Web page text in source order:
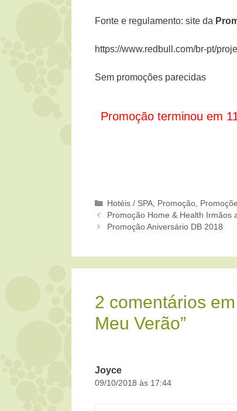
Fonte e regulamento: site da
https://www.redbull.com/br-pt/
Sem promoções parecidas
Promoção terminou em
Categorias
Hotéis / SPA Promoção
Promoção Home & Health Irmãos
Promoção Aniversário DB 2018
2 comentários
Meu Verão”
Joyce
09/10/2018 às 17:44